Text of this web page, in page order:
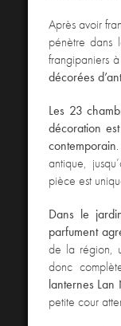
Après avoir
pénètre dans
frangipaniers
décorées
Les 23
décoration
contemporain
antique,
pièce est
Dans le
parfument
de la région,
donc
lanternes Lan
petite cour